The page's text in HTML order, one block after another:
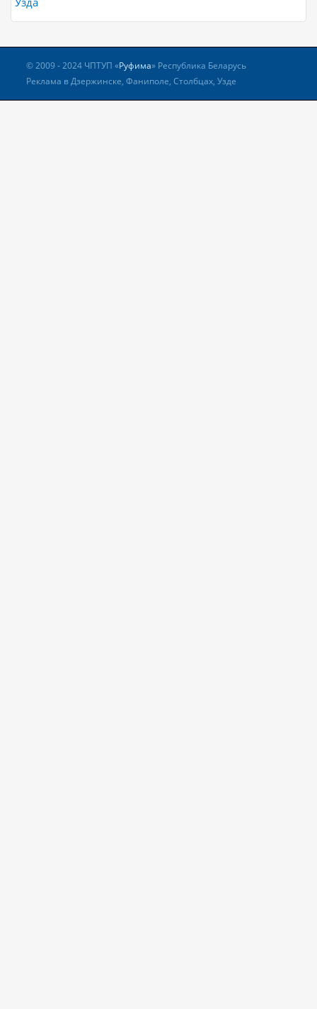
© 2009 - 2024 ЧПТУП «Руфима» Республика Беларусь
Реклама в Дзержинске, Фаниполе, Столбцах, Узде